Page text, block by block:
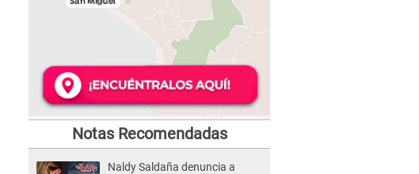
Notas Recomendadas
Naldy Saldaña denuncia a